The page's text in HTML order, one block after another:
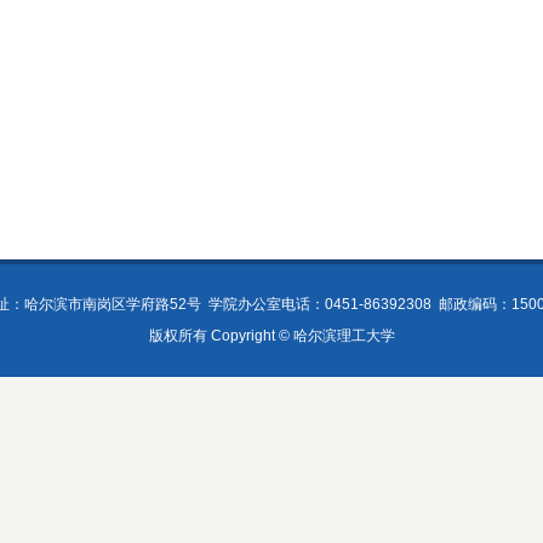
：哈尔滨市南岗区学府路52号 学院办公室电话：0451-86392308 邮政编码：
版权所有 Copyright © 哈尔滨理工大学